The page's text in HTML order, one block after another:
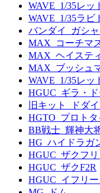
WAVE_1/35レッ
WAVE_1/35ラビ
バンダイ_ガシ
MAX_コーチマ
MAX_ヘイステ
MAX_ブッシュ
WAVE_1/35レッ
HGUC_ギラ・
旧キット_ドダ
HGTO_プロト
BB戦士_輝神大
HG_ハイドラガ
HGUC_ザクフ
HGUC_ザクF2R
HGUC_イフリ